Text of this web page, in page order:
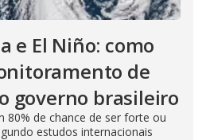
e El Niño: como
de
governo brasileiro
80% de chance de ser forte ou
estudos internacionais